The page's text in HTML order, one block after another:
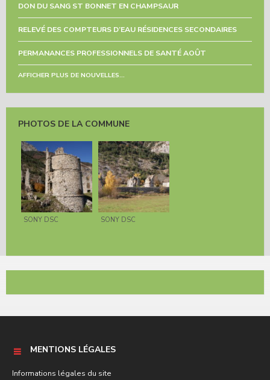
DON DU SANG ST BONNET EN CHAMPSAUR
RELEVÉ DES COMPTEURS D’EAU RÉSIDENCES SECONDAIRES
PERMANANCES PROFESSIONNELS DE SANTÉ AOÛT
AFFICHER PLUS DE NOUVELLES...
PHOTOS DE LA COMMUNE
SONY DSC SONY DSC
MENTIONS LÉGALES
Informations légales du site